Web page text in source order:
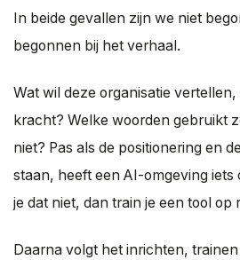
In beide gevallen zijn we niet
begonnen bij het verhaal.
Wat wil deze organisatie
kracht? Welke woorden gebruikt
niet? Pas als de positionering en
staan, heeft een AI-omgeving iets
je dat niet, dan train je een tool op
Daarna volgt het inrichten,